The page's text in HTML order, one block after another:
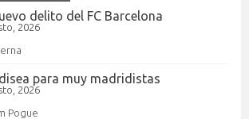
delito del FC Barcelona
2026
para muy madridistas
2026
Pogue